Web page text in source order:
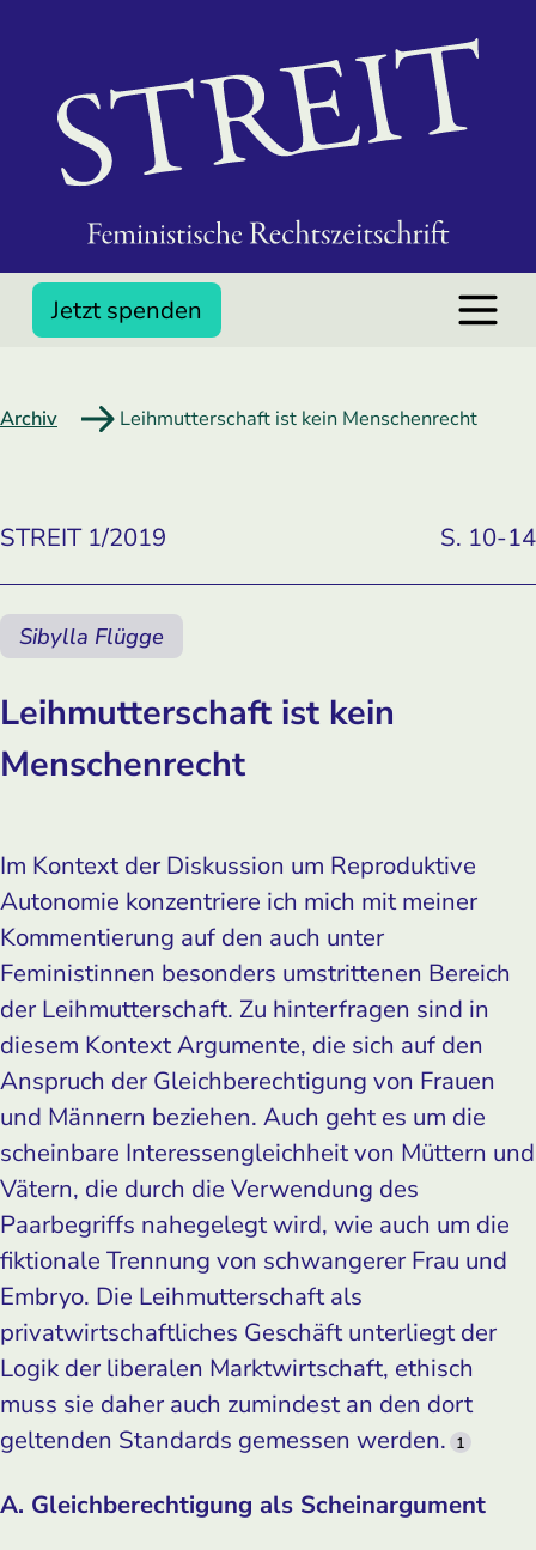
Jetzt spenden
Archiv Leihmutterschaft ist kein Menschenrecht
STREIT 1/2019 S. 10-14
Sibylla Flügge
Leihmutterschaft ist kein
Menschenrecht
Im Kontext der Diskussion um Reproduktive
Autonomie konzentriere ich mich mit meiner
Kommentierung auf den auch unter
Feministinnen besonders umstrittenen Bereich
der Leihmutterschaft. Zu hinterfragen sind in
diesem Kontext Argumente, die sich auf den
Anspruch der Gleichberechtigung von Frauen
und Männern beziehen. Auch geht es um die
scheinbare Interessengleichheit von Müttern und
Vätern, die durch die Verwendung des
Paarbegriffs nahegelegt wird, wie auch um die
fiktionale Trennung von schwangerer Frau und
Embryo. Die Leihmutterschaft als
privatwirtschaftliches Geschäft unterliegt der
Logik der liberalen Marktwirtschaft, ethisch
muss sie daher auch zumindest an den dort
geltenden Standards gemessen werden. 1
A. Gleichberechtigung als Scheinargument